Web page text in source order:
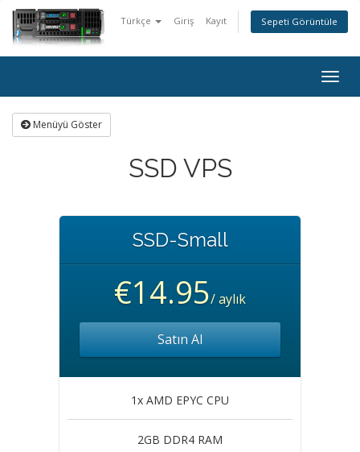
Türkçe Giriş Kayıt Sepeti Görüntüle
Menüyü Göster
SSD VPS
SSD-Small
€14.95/ aylık
Satın Al
1x AMD EPYC CPU
2GB DDR4 RAM